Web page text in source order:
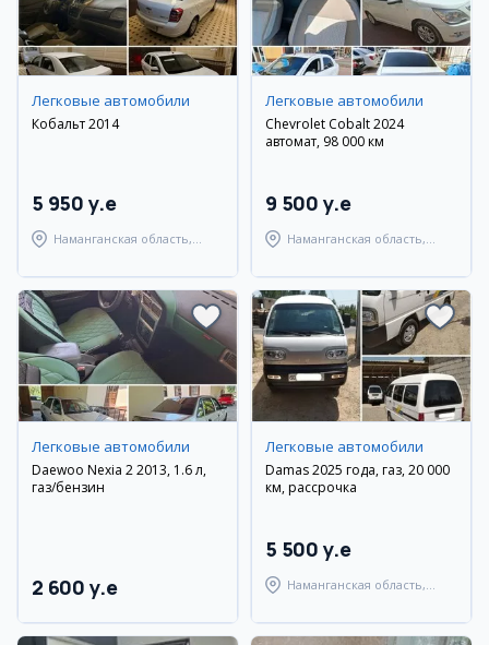
Легковые автомобили
Кобальт 2014
5 950 y.e
Наманганская область,
Легковые автомобили
Chevrolet Cobalt 2024
автомат, 98 000 км
9 500 y.e
Наманганская область,
Легковые автомобили
Daewoo Nexia 2 2013, 1.6 л,
газ/бензин
2 600 y.e
Легковые автомобили
Damas 2025 года, газ, 20 000
км, рассрочка
5 500 y.e
Наманганская область,